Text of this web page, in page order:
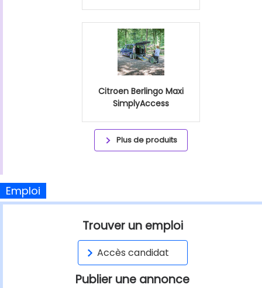
Citroen Berlingo Maxi
SimplyAccess
Plus de produits
Emploi
Trouver un emploi
Accès candidat
Publier une annonce